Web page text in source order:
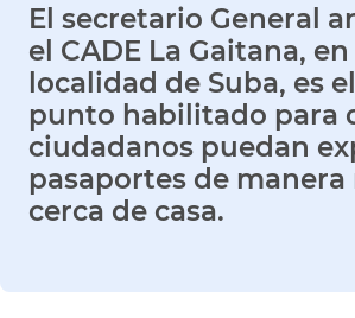
El secretario General
el CADE La Gaitana, en
localidad de Suba, es
punto habilitado para
ciudadanos puedan
pasaportes de manera
cerca de casa.